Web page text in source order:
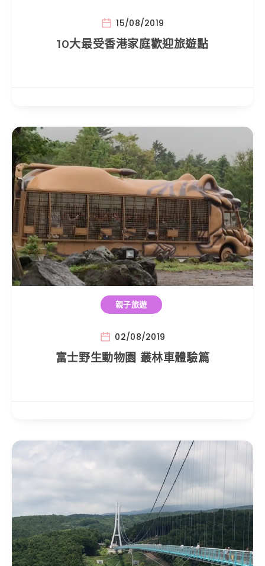
15/08/2019
10大最受香港家庭歡迎旅遊點
親子旅遊
02/08/2019
富士野生動物園 叢林車體驗篇